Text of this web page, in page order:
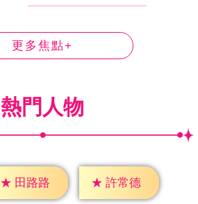
更多焦點+
熱門人物
★ 田路路 ★ 許常德